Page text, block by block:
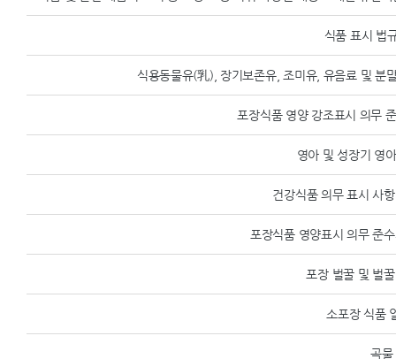
식품 표시 법
식용동물유(乳), 장기보존유, 조미유, 유음료 및 분
포장식품 영양 강조표시 의무
영아 및 성장기 영
건강식품 의무 표시 사
포장식품 영양표시 의무 준
포장 벌꿀 및 벌
소포장 식품
곡물